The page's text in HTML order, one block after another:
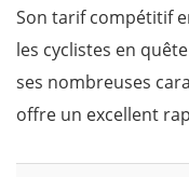
Son tarif compétitif
les cyclistes en
ses nombreuses
offre un excellent